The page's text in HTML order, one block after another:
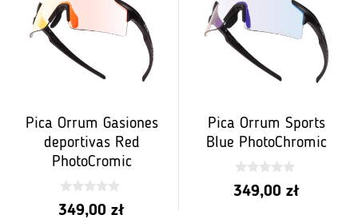
Pica Orrum Gasiones
deportivas Red
PhotoCromic
0
z
349,00 zł
Pica Orrum Sports
Blue PhotoChromic
0
z
349,00 zł